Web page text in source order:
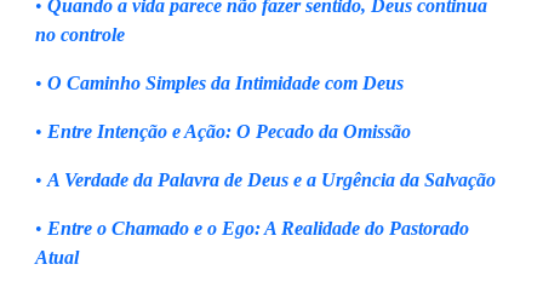
• Quando a vida parece não fazer sentido, Deus continua
no controle
• O Caminho Simples da Intimidade com Deus
• Entre Intenção e Ação: O Pecado da Omissão
• A Verdade da Palavra de Deus e a Urgência da Salvação
• Entre o Chamado e o Ego: A Realidade do Pastorado
Atual